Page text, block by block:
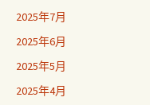
2025年7月
2025年6月
2025年5月
2025年4月